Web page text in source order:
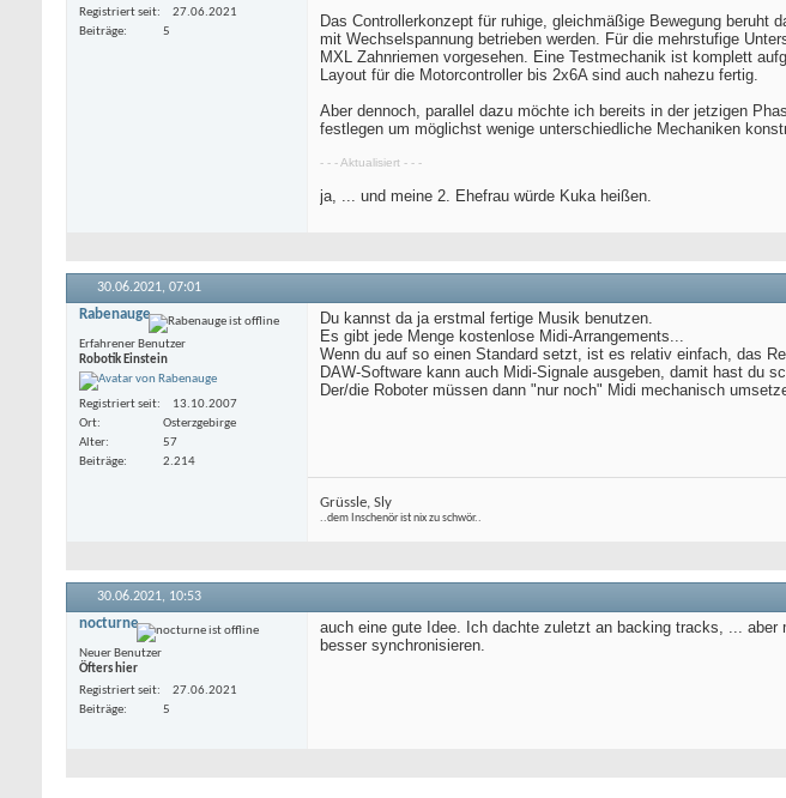
Registriert seit
27.06.2021
Beiträge
5
Das Controllerkonzept für ruhige, gleichmäßige Bewegung beruht
mit Wechselspannung betrieben werden. Für die mehrstufige
MXL Zahnriemen vorgesehen. Eine Testmechanik ist komplett
Layout für die Motorcontroller bis 2x6A sind auch nahezu fertig.
Aber dennoch, parallel dazu möchte ich bereits in der jetzigen
festlegen um möglichst wenige unterschiedliche Mechaniken
- - - Aktualisiert - - -
ja, ... und meine 2. Ehefrau würde Kuka heißen.
30.06.2021, 07:01
Rabenauge
Erfahrener Benutzer
Robotik Einstein
Registriert seit
13.10.2007
Ort
Osterzgebirge
Alter
57
Beiträge
2.214
Du kannst da ja erstmal fertige Musik benutzen.
Es gibt jede Menge kostenlose Midi-Arrangements...
Wenn du auf so einen Standard setzt, ist es relativ einfach, das
DAW-Software kann auch Midi-Signale ausgeben, damit hast du
Der/die Roboter müssen dann "nur noch" Midi mechanisch
Grüssle, Sly
..dem Inschenör ist nix zu schwör..
30.06.2021, 10:53
nocturne
Neuer Benutzer
Öfters hier
Registriert seit
27.06.2021
Beiträge
5
auch eine gute Idee. Ich dachte zuletzt an backing tracks, ...
besser synchronisieren.